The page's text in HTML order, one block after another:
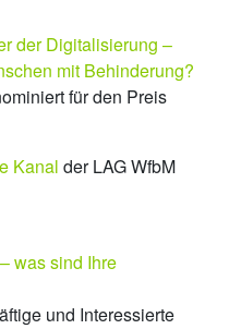
der Digitalisierung –
mit Behinderung?
für den Preis
Kanal der LAG WfbM
was sind Ihre
und Interessierte